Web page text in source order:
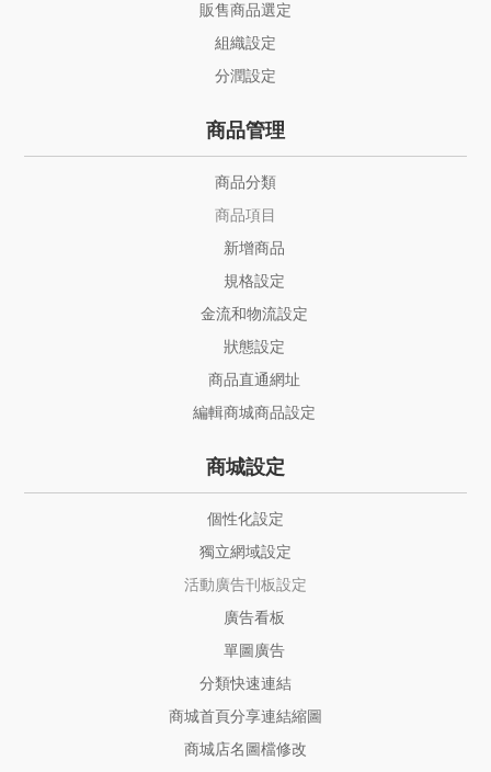
販售商品選定
組織設定
分潤設定
商品管理
商品分類
商品項目
新增商品
規格設定
金流和物流設定
狀態設定
商品直通網址
編輯商城商品設定
商城設定
個性化設定
獨立網域設定
活動廣告刊板設定
廣告看板
單圖廣告
分類快速連結
商城首頁分享連結縮圖
商城店名圖檔修改